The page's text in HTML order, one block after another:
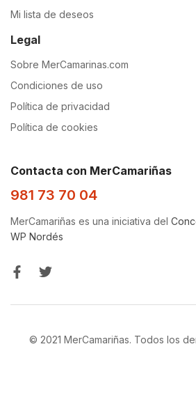
Mi lista de deseos
Legal
Sobre MerCamarinas.com
Condiciones de uso
Política de privacidad
Política de cookies
Contacta con MerCamariñas
981 73 70 04
MerCamariñas es una iniciativa del
WP Nordés
© 2021 MerCamariñas. Todos los